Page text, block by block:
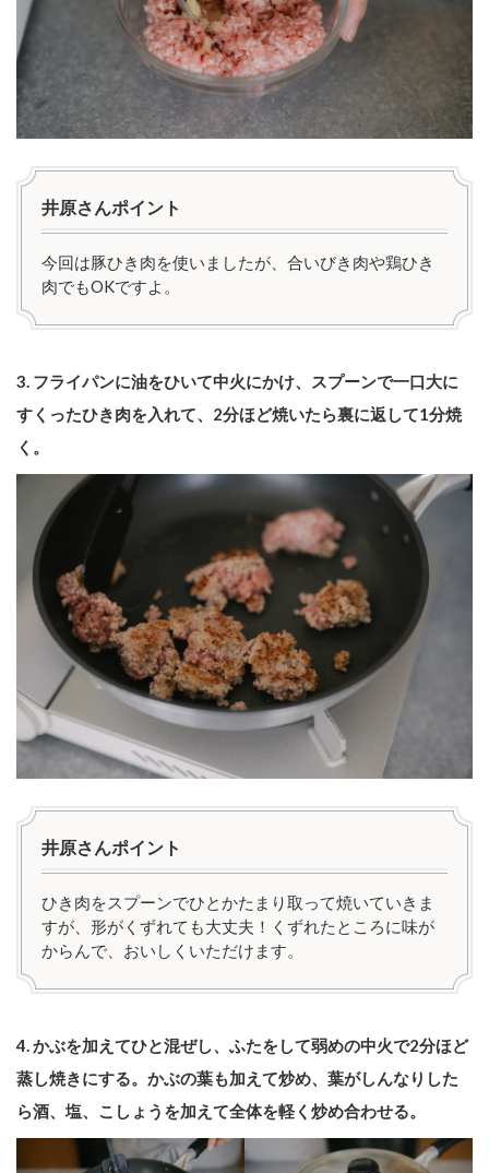
井原さんポイント
今回は豚ひき肉を使いましたが、合いびき肉や鶏ひき
肉でもOKですよ。
3. フライパンに油をひいて中火にかけ、スプーンで一口大に
すくったひき肉を入れて、2分ほど焼いたら裏に返して1分焼
く。
井原さんポイント
ひき肉をスプーンでひとかたまり取って焼いていきま
すが、形がくずれても大丈夫！くずれたところに味が
からんで、おいしくいただけます。
4. かぶを加えてひと混ぜし、ふたをして弱めの中火で2分ほど
蒸し焼きにする。かぶの葉も加えて炒め、葉がしんなりした
ら酒、塩、こしょうを加えて全体を軽く炒め合わせる。